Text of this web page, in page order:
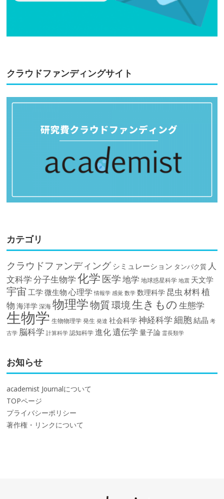
クラウドファンディングサイト
カテゴリ
クラウドファンディングシミュレーション タンパク質 人
文科学分子生物学化学医学地学 地球惑星科学 地震 天文学
宇宙 工学 微生物 心理学 情報学 感覚 数学 数理科学 昆虫 材料植
物 海洋学 深海 物理学物質環境生きもの 生態学
生物学 生物物理学 発生 発達 社会科学神経科学細胞結晶 考
古学 脳科学 計算科学 認知科学 進化遺伝学 量子論 霊長類学
お知らせ
academist Journalについて
TOPページ
プライバシーポリシー
著作権・リンクについて